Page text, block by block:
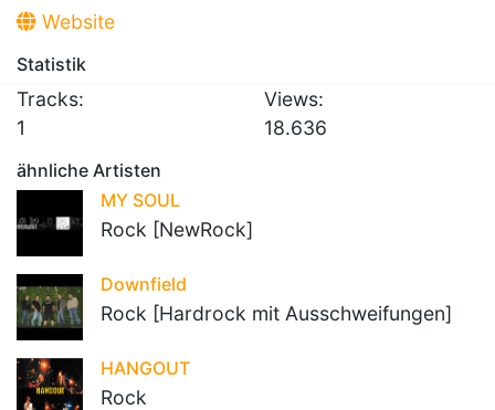
Website
Statistik
Tracks:
1
Views:
18.636
ähnliche Artisten
MY SOUL
Rock [NewRock]
Downfield
Rock [Hardrock mit Ausschweifungen]
HANGOUT
Rock